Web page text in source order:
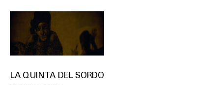
LA QUINTA DEL SORDO